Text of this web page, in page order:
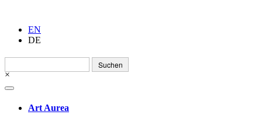
EN
DE
Suchen
nach:
×
Art Aurea